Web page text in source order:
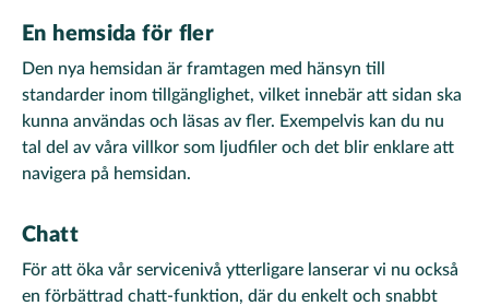
En hemsida för fler
Den nya hemsidan är framtagen med hänsyn till
standarder inom tillgänglighet, vilket innebär att sidan ska
kunna användas och läsas av fler. Exempelvis kan du nu
tal del av våra villkor som ljudfiler och det blir enklare att
navigera på hemsidan.
Chatt
För att öka vår servicenivå ytterligare lanserar vi nu också
en förbättrad chatt-funktion, där du enkelt och snabbt